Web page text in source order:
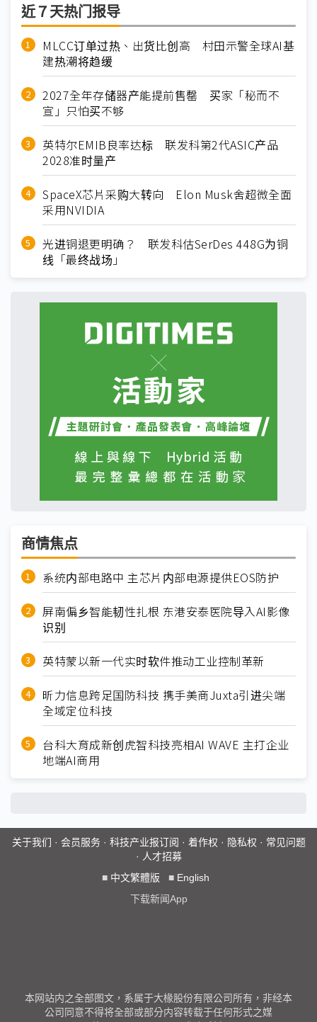
近７天热门报导
MLCC订单过热、出货比创高 村田示警全球AI基
建热潮将趋缓
2027全年存储器产能提前售罄 买家「秘而不
宣」只怕买不够
英特尔EMIB良率达标 联发科第2代ASIC产品
2028准时量产
SpaceX芯片采购大转向 Elon Musk舍超微全面
采用NVIDIA
光进铜退更明确？ 联发科估SerDes 448G为铜
线「最终战场」
商情焦点
系统内部电路中 主芯片内部电源提供EOS防护
屏南偏乡智能韧性扎根 东港安泰医院导入AI影像
识别
英特蒙以新一代实时软件推动工业控制革新
昕力信息跨足国防科技 携手美商Juxta引进尖端
全域定位科技
台科大育成新创虎智科技亮相AI WAVE 主打企业
地端AI商用
关于我们 · 会员服务· 科技产业报订阅 · 着作权 · 隐私权 · 常见问题
· 人才招募
■ 中文繁體版 ■ English
下载新闻App
本网站内之全部图文，系属于大椽股份有限公司所有，非经本
公司同意不得将全部或部分内容转载于任何形式之媒